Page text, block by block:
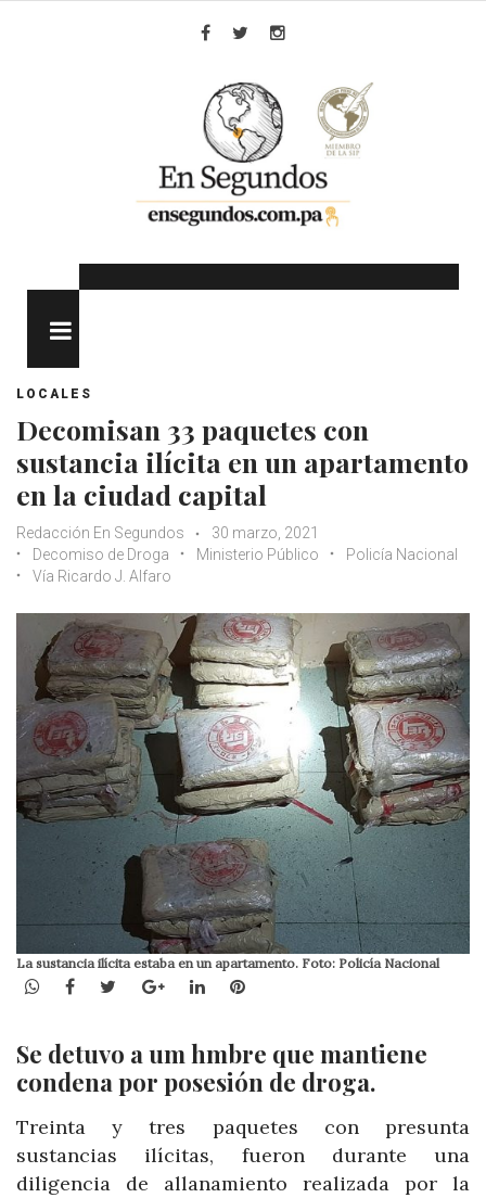
LOCALES
Decomisan 33 paquetes con
sustancia ilícita en un apartamento
en la ciudad capital
Redacción En Segundos
30 marzo, 2021
Decomiso de Droga
Ministerio Público
Policía Nacional
Vía Ricardo J. Alfaro
La sustancia ilícita estaba en un apartamento. Foto: Policía Nacional
WhatsApp
Facebook
TwitterGoogle+LinkedInPinterest
Se detuvo a um hmbre que mantiene
condena por posesión de droga.
Treinta y tres paquetes con presunta
sustancias ilícitas, fueron durante una
diligencia de allanamiento realizada por la